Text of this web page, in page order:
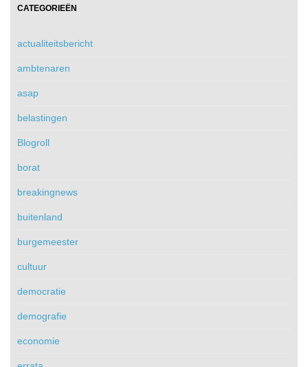
CATEGORIEËN
actualiteitsbericht
ambtenaren
asap
belastingen
Blogroll
borat
breakingnews
buitenland
burgemeester
cultuur
democratie
demografie
economie